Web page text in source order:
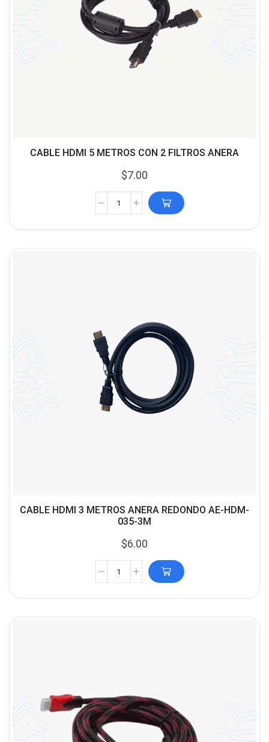
CABLE HDMI 5 METROS CON 2 FILTROS ANERA
$7.00
CABLE HDMI 3 METROS ANERA REDONDO AE-HDM-
035-3M
$6.00